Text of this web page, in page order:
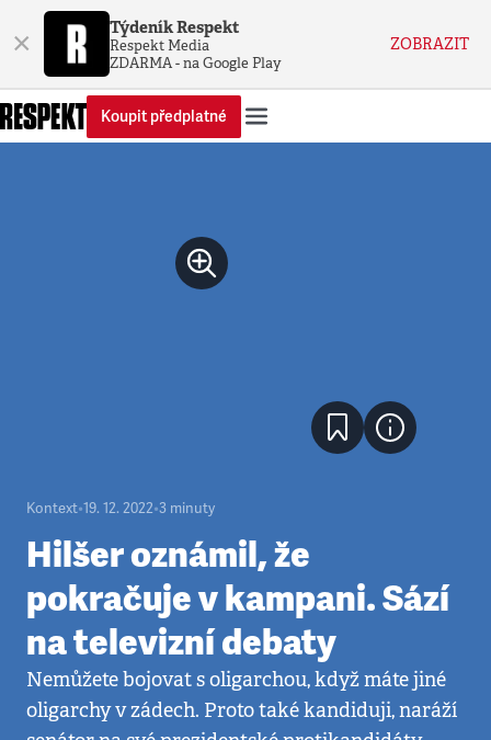
× Týdeník Respekt
Respekt Media
ZDARMA - na Google Play
ZOBRAZIT
Koupit předplatné
Kontext•19. 12. 2022•3 minuty
Hilšer oznámil, že
pokračuje v kampani. Sází
na televizní debaty
Nemůžete bojovat s oligarchou, když máte jiné
oligarchy v zádech. Proto také kandiduji, naráží